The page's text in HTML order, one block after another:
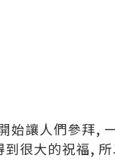
始讓人們參拜,
很大的祝福,